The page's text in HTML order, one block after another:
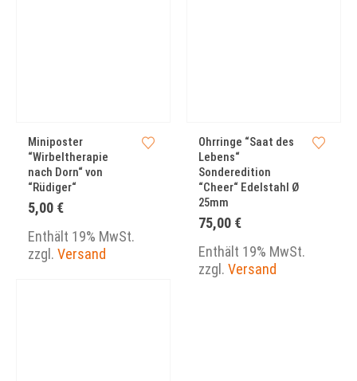
Miniposter
“Wirbeltherapie
nach Dorn“ von
“Rüdiger“
5,00 €
Enthält 19% MwSt.
zzgl. Versand
Ohrringe “Saat des
Lebens“
Sonderedition
“Cheer“ Edelstahl Ø
25mm
75,00 €
Enthält 19% MwSt.
zzgl. Versand